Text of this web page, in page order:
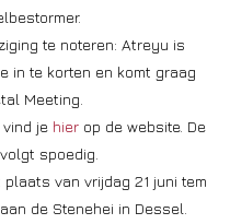
te noteren: Atreyu is
in te korten en komt graag
Meeting.
je hier op de website. De
spoedig.
van vrijdag 21 juni tem
de Stenehei in Dessel.